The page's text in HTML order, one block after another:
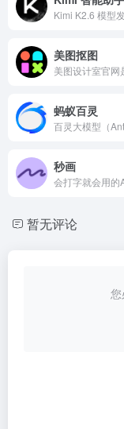
美图抠图
蚂蚁百灵
秒画
暂无评论
您